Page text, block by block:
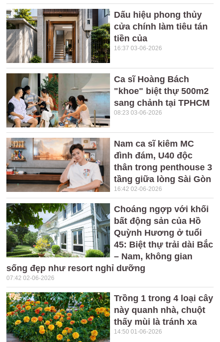
Dấu hiệu phong thủy
cửa chính làm tiêu tán
tiền của
16:37 03-06-2026
Ca sĩ Hoàng Bách
"khoe" biệt thự 500m2
sang chảnh tại TPHCM
08:23 03-06-2026
Nam ca sĩ kiêm MC
đình đám, U40 độc
thân trong penthouse 3
tầng giữa lòng Sài Gòn
16:42 02-06-2026
Choáng ngợp với khối
bất động sản của Hồ
Quỳnh Hương ở tuổi
45: Biệt thự trải dài Bắc
– Nam, không gian
sống đẹp như resort nghỉ dưỡng
07:42 02-06-2026
Trồng 1 trong 4 loại cây
này quanh nhà, chuột
thấy mùi là tránh xa
14:50 01-06-2026